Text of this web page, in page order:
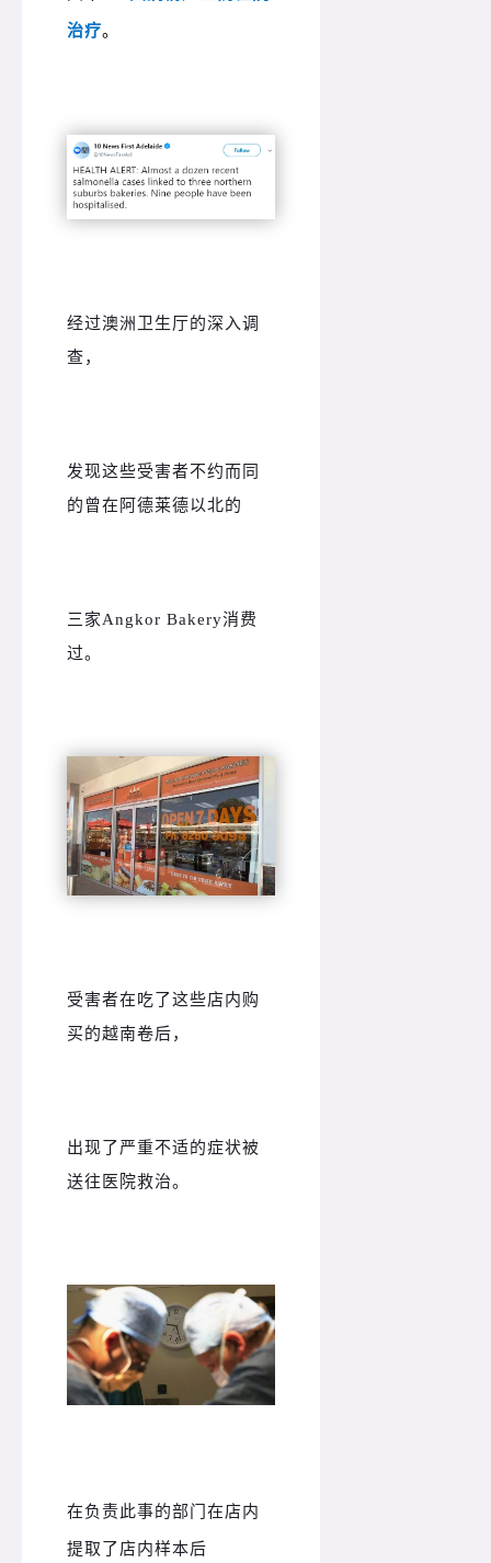
治疗。
经过澳洲卫生厅的深入调
查，
发现这些受害者不约而同
的曾在 阿德莱德以北的
三家Angkor Bakery消费
过。
受害者在吃了这些店内购
买的越南卷后，
出现了严重不适的症状被
送往医院救治。
在负责此事的部门在店内
提取了店内样本后